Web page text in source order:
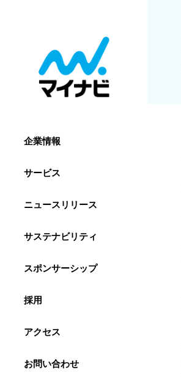
企業情報
サービス
ニュースリリース
サステナビリティ
スポンサーシップ
採用
アクセス
お問い合わせ